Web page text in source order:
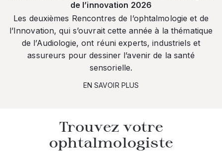
de l’innovation 2026
Les deuxièmes Rencontres de l’ophtalmologie et de
l’Innovation, qui s’ouvrait cette année à la thématique
de l’Audiologie, ont réuni experts, industriels et
assureurs pour dessiner l’avenir de la santé
sensorielle.
EN SAVOIR PLUS
Trouvez votre
ophtalmologiste